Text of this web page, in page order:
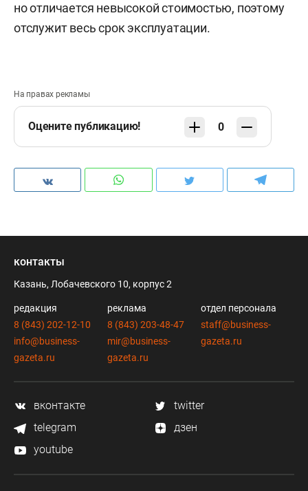
но отличается невысокой стоимостью, поэтому
отслужит весь срок эксплуатации.
На правах рекламы
Оцените публикацию! 0
контакты
Казань, Лобачевского 10, корпус 2
редакция
8 (843) 202-12-10
info@business-
gazeta.ru
реклама
8 (843) 203-48-47
mir@business-
gazeta.ru
отдел персонала
staff@business-
gazeta.ru
вконтакте
twitter
telegram
дзен
youtube